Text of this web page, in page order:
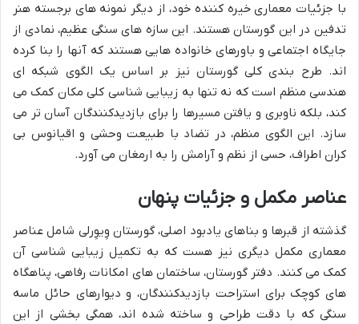
با جزئیات معماری خیره کننده خود، از دیگر نمونه های برجسته هنر
تدفین در این گورستان هستند. این سازه های سنگی عظیم، نمادی از
جایگاه اجتماعی و باورهای خانواده هایی هستند که آنها را بنا کرده
اند. طرح بندی کلی گورستان نیز بر اساس یک الگوی شبکه ای
هندسی منظم است که نه تنها به زیبایی شناسی کلی مکان کمک می
کند، بلکه ناوبری و یافتن مسیرها را برای بازدیدکنندگان آسان تر می
سازد. این الگوی منظم، در تضاد با طبیعت وحشی و اقیانوس بی
کران اطراف، حسی از نظم و آرامش را به ارمغان می آورد.
عناصر مکمل و جزئیات پنهان
گذشته از قبرها و بناهای یادبود اصلی، گورستان وِیوِرلی شامل عناصر
معماری مکمل دیگری نیز هست که به تکمیل زیبایی شناسی آن
کمک می کنند. دفتر گورستان، ساختمان های امکانات رفاهی، پناهگاه
های کوچک برای استراحت بازدیدکنندگان، و دیوارهای حائل ماسه
سنگی که با دقت طراحی و ساخته شده اند، همگی بخشی از این